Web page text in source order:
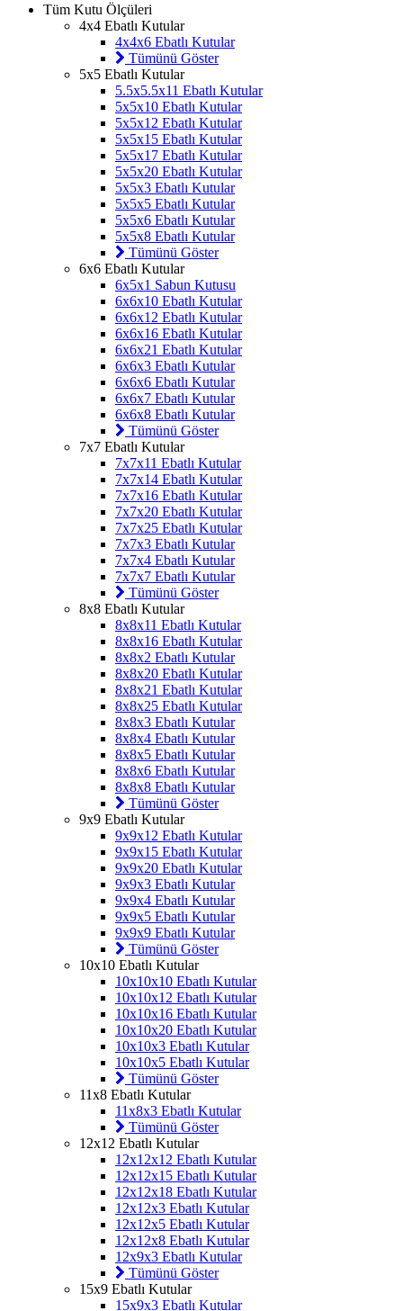
Tüm Kutu Ölçüleri
4x4 Ebatlı Kutular
4x4x6 Ebatlı Kutular
Tümünü Göster
5x5 Ebatlı Kutular
5.5x5.5x11 Ebatlı Kutular
5x5x10 Ebatlı Kutular
5x5x12 Ebatlı Kutular
5x5x15 Ebatlı Kutular
5x5x17 Ebatlı Kutular
5x5x20 Ebatlı Kutular
5x5x3 Ebatlı Kutular
5x5x5 Ebatlı Kutular
5x5x6 Ebatlı Kutular
5x5x8 Ebatlı Kutular
Tümünü Göster
6x6 Ebatlı Kutular
6x5x1 Sabun Kutusu
6x6x10 Ebatlı Kutular
6x6x12 Ebatlı Kutular
6x6x16 Ebatlı Kutular
6x6x21 Ebatlı Kutular
6x6x3 Ebatlı Kutular
6x6x6 Ebatlı Kutular
6x6x7 Ebatlı Kutular
6x6x8 Ebatlı Kutular
Tümünü Göster
7x7 Ebatlı Kutular
7x7x11 Ebatlı Kutular
7x7x14 Ebatlı Kutular
7x7x16 Ebatlı Kutular
7x7x20 Ebatlı Kutular
7x7x25 Ebatlı Kutular
7x7x3 Ebatlı Kutular
7x7x4 Ebatlı Kutular
7x7x7 Ebatlı Kutular
Tümünü Göster
8x8 Ebatlı Kutular
8x8x11 Ebatlı Kutular
8x8x16 Ebatlı Kutular
8x8x2 Ebatlı Kutular
8x8x20 Ebatlı Kutular
8x8x21 Ebatlı Kutular
8x8x25 Ebatlı Kutular
8x8x3 Ebatlı Kutular
8x8x4 Ebatlı Kutular
8x8x5 Ebatlı Kutular
8x8x6 Ebatlı Kutular
8x8x8 Ebatlı Kutular
Tümünü Göster
9x9 Ebatlı Kutular
9x9x12 Ebatlı Kutular
9x9x15 Ebatlı Kutular
9x9x20 Ebatlı Kutular
9x9x3 Ebatlı Kutular
9x9x4 Ebatlı Kutular
9x9x5 Ebatlı Kutular
9x9x9 Ebatlı Kutular
Tümünü Göster
10x10 Ebatlı Kutular
10x10x10 Ebatlı Kutular
10x10x12 Ebatlı Kutular
10x10x16 Ebatlı Kutular
10x10x20 Ebatlı Kutular
10x10x3 Ebatlı Kutular
10x10x5 Ebatlı Kutular
Tümünü Göster
11x8 Ebatlı Kutular
11x8x3 Ebatlı Kutular
Tümünü Göster
12x12 Ebatlı Kutular
12x12x12 Ebatlı Kutular
12x12x15 Ebatlı Kutular
12x12x18 Ebatlı Kutular
12x12x3 Ebatlı Kutular
12x12x5 Ebatlı Kutular
12x12x8 Ebatlı Kutular
12x9x3 Ebatlı Kutular
Tümünü Göster
15x9 Ebatlı Kutular
15x9x3 Ebatlı Kutular